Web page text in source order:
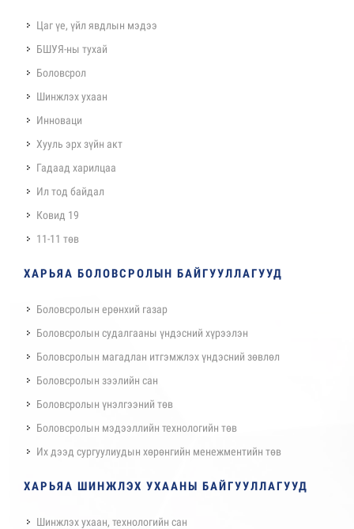
Цаг үе, үйл явдлын мэдээ
БШУЯ-ны тухай
Боловсрол
Шинжлэх ухаан
Инноваци
Хууль эрх зүйн акт
Гадаад харилцаа
Ил тод байдал
Ковид 19
11-11 төв
ХАРЬЯА БОЛОВСРОЛЫН БАЙГУУЛЛАГУУД
Боловсролын ерөнхий газар
Боловсролын судалгааны үндэсний хүрээлэн
Боловсролын магадлан итгэмжлэх үндэсний зөвлөл
Боловсролын зээлийн сан
Боловсролын үнэлгээний төв
Боловсролын мэдээллийн технологийн төв
Их дээд сургуулиудын хөрөнгийн менежментийн төв
ХАРЬЯА ШИНЖЛЭХ УХААНЫ БАЙГУУЛЛАГУУД
Шинжлэх ухаан, технологийн сан